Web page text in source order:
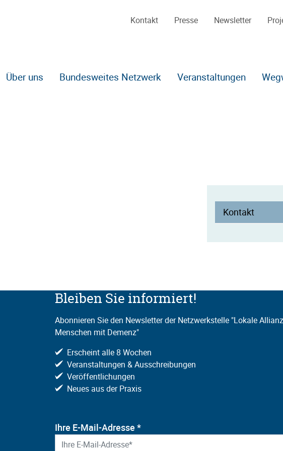
Kontakt Presse Newsletter
Über uns Bundesweites Netzwerk Veranstaltungen
Kontakt
Bleiben Sie informiert!
Abonnieren Sie den Newsletter der Netzwerkstelle "Lokale
Menschen mit Demenz"
Erscheint alle 8 Wochen
Veranstaltungen & Ausschreibungen
Veröffentlichungen
Neues aus der Praxis
Ihre E-Mail-Adresse *